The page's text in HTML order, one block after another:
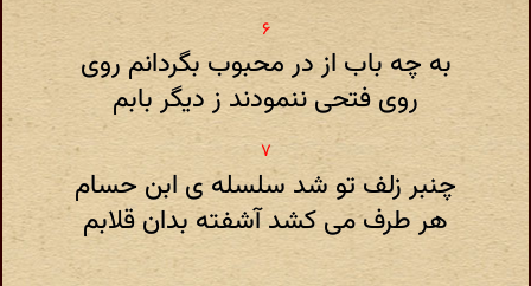
به چه باب از در محبوب بگردانم روی
روی فتحی ننمودند ز دیگر بابم
چنبر زلف تو شد سلسله ی ابن حسام
هر طرف می کشد آشفته بدان قلابم